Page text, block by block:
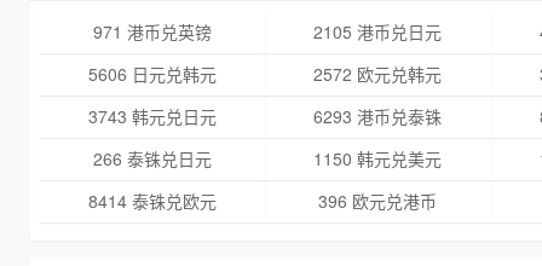
971 港币兑英镑 2105 港币兑日元
5606 日元兑韩元
2572 欧元兑韩元
3743 韩元兑日元
6293 港币兑泰铢
266 泰铢兑日元
1150 韩元兑美元
8414 泰铢兑欧元
396 欧元兑港币